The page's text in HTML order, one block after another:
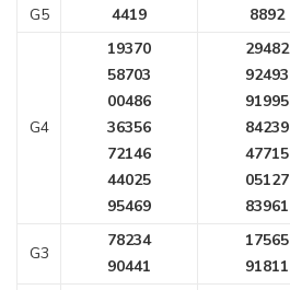
G5
4419 8892
G4
19370
58703
00486
36356
72146
44025
95469
29482
92493
91995
84239
47715
05127
83961
G3
78234
90441
17565
91811